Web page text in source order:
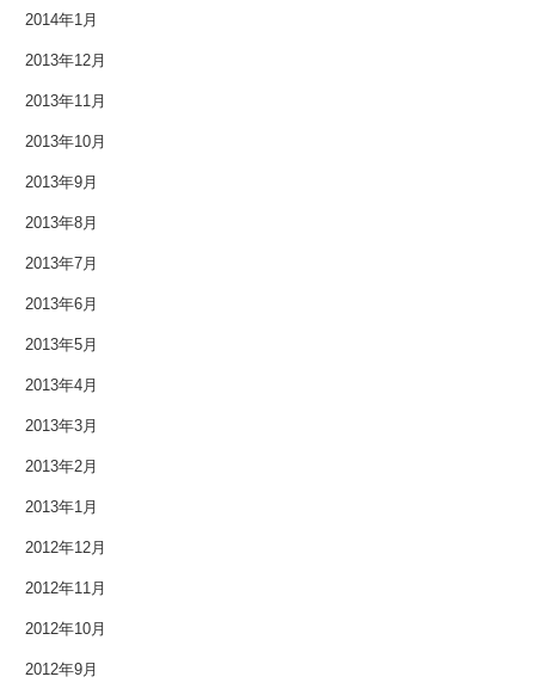
2014年1月
2013年12月
2013年11月
2013年10月
2013年9月
2013年8月
2013年7月
2013年6月
2013年5月
2013年4月
2013年3月
2013年2月
2013年1月
2012年12月
2012年11月
2012年10月
2012年9月